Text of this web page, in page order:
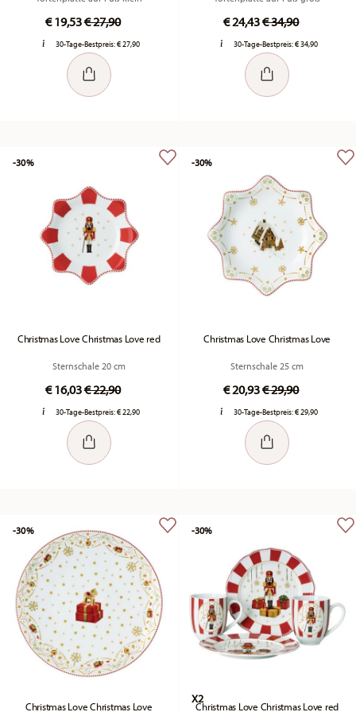
€ 19,53Price reduced from
€ 27,90to
30-Tage-Bestpreis:€ 27,90
€ 24,43Price reduced
€ 34,90to
30-Tage-Bestpreis:€ 34,90
Christmas Love Christmas Love red
Sternschale 20 cm
€ 16,03Price reduced from
€ 22,90to
30-Tage-Bestpreis:€ 22,90
-30%
Christmas Love Christmas Love
Sternschale 25 cm
€ 20,93Price reduced
€ 29,90to
30-Tage-Bestpreis:€ 29,90
-30%
Christmas Love Christmas Love
-30%
X2
Christmas Love Christmas Love red
-30%